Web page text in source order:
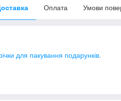
Оплата Умови
для пакування подарунків